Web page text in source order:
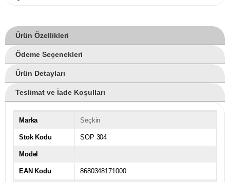
Ürün Özellikleri
Ödeme Seçenekleri
Ürün Detayları
Teslimat ve İade Koşulları
Marka Seçkin
Stok Kodu SOP 304
Model
EAN Kodu 8680348171000